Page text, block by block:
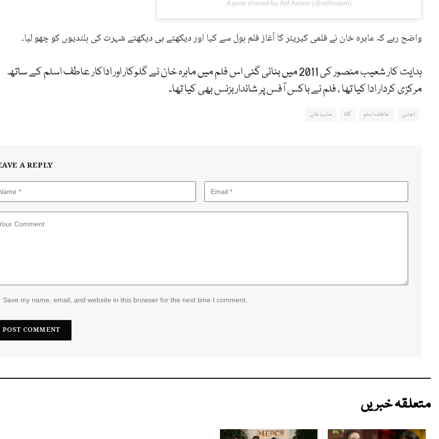
A post shared by Atif Aslam (@atifaslam)
واضح رہے کہ ماہرہ خان نے فلمی کیریئر کا آغاز فلم بول سے کیا اور دیکھتے ہی دیکھتے شہرت کی بلندیوں کو چھو لیا۔
ہدایت کار شعیب منصور کی 2011 میں بنائی گئی اس فلم میں ماہرہ خان نے گلوکار اور اداکار عاطف اسلم کے ساتھ
مرکزی کردار ادا کیا تھا ، فلم نے باکس آفس پر شاندار بزنس بھی کیا تھا۔
اجنبی عاطف اسلم گانا ماہرہ خان
A REPLY
Save my name, email, and website in this browser for the next time I comment.
متعلقہ خبریں